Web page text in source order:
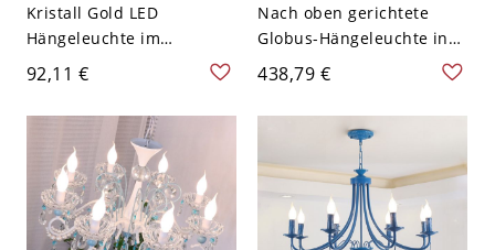
Kristall Gold LED
Hängeleuchte im
modernen künstlerischen
Stil Aluminium
Tränenanhänger Licht für
Schlafzimmer - 110V-120V
2 Wassertropfen
92,11 €
Nach oben gerichtete
Globus-Hängeleuchte in
Blau/Rosa mit
verstellbarer Kette - Rosa
110V-120V 8
438,79 €